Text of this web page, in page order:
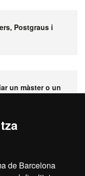
de Barcelona
Postgraus i
un màster o un